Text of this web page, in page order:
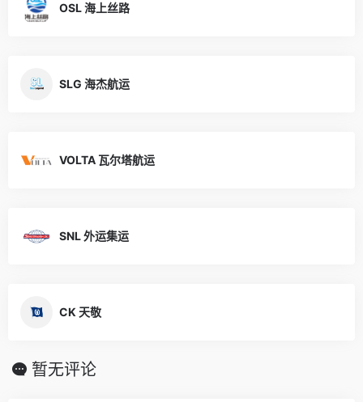
OSL 海上丝路
SLG 海杰航运
VOLTA 瓦尔塔航运
SNL 外运集运
CK 天敬
暂无评论